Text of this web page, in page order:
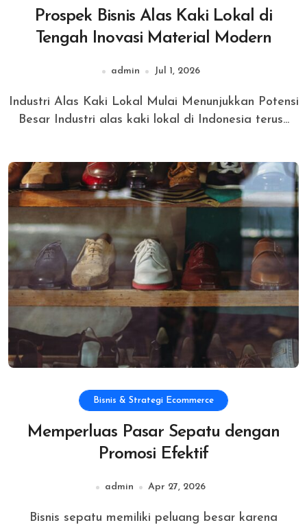
Prospek Bisnis Alas Kaki Lokal di
Tengah Inovasi Material Modern
admin Jul 1, 2026
Industri Alas Kaki Lokal Mulai Menunjukkan Potensi
Besar Industri alas kaki lokal di Indonesia terus...
Bisnis & Strategi Ecommerce
Memperluas Pasar Sepatu dengan
Promosi Efektif
admin Apr 27, 2026
Bisnis sepatu memiliki peluang besar karena